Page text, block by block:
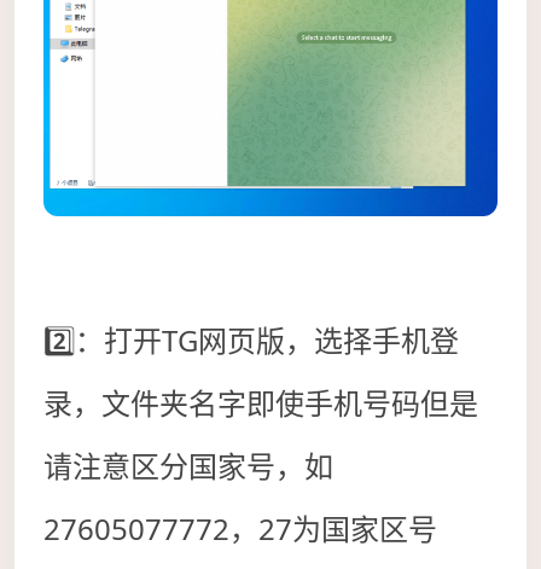
2️⃣：打开TG网页版，选择手机登
录，文件夹名字即使手机号码但是
请注意区分国家号，如
27605077772，27为国家区号